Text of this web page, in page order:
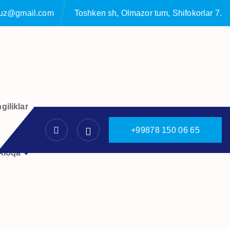
Toshken sh, Olmazor tum, Shifokorlar 7.
+99878 150 06 65